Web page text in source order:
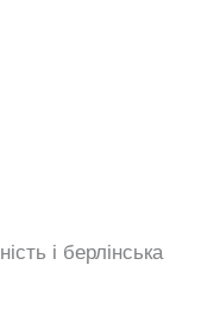
і берлінська